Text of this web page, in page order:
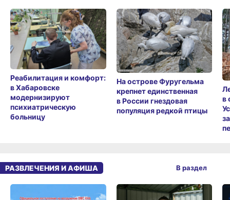
Реабилитация и комфорт:
в Хабаровске
модернизируют
психиатрическую
больницу
На острове Фуругельма
крепнет единственная
в России гнездовая
популяция редкой птицы
в
РАЗВЛЕЧЕНИЯ И АФИША В раздел